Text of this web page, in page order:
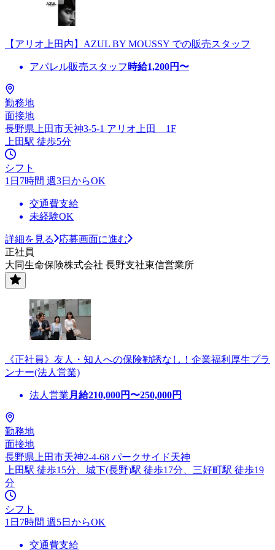
【アリオ上田内】AZUL BY MOUSSY での販売スタッフ
アパレル販売スタッフ 時給1,200円〜
勤務地
面接地
長野県上田市天神3-5-1 アリオ上田 1F
上田駅 徒歩5分
シフト
1日7時間 週3日からOK
交通費支給
未経験OK
詳細を見る
応募画面に進む
正社員
大同生命保険株式会社 長野支社東信営業所
《正社員》友人・知人への保険勧誘なし！企業福利厚生プラ
ンナー(法人営業)
法人営業 月給210,000円〜250,000円
勤務地
面接地
長野県上田市天神2-4-68 パークサイド天神
上田駅 徒歩15分、城下(長野)駅 徒歩17分、三好町駅 徒歩19
分
シフト
1日7時間 週5日からOK
交通費支給